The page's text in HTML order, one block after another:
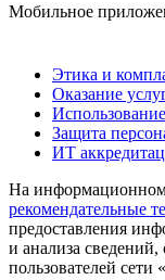
Мобильное
Этика и
Оказание
Защита
ИТ
На информационном
рекомендательные
предоставления
и анализа
пользователей